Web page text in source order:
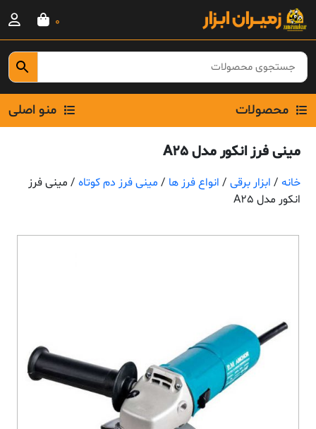
Skip
content
0
محصولات منو اصلی
مینی فرز انکور مدل A25
خانه / ابزار برقی / انواع فرز ها / مینی فرز دم کوتاه / مینی فرز
انکور مدل A25